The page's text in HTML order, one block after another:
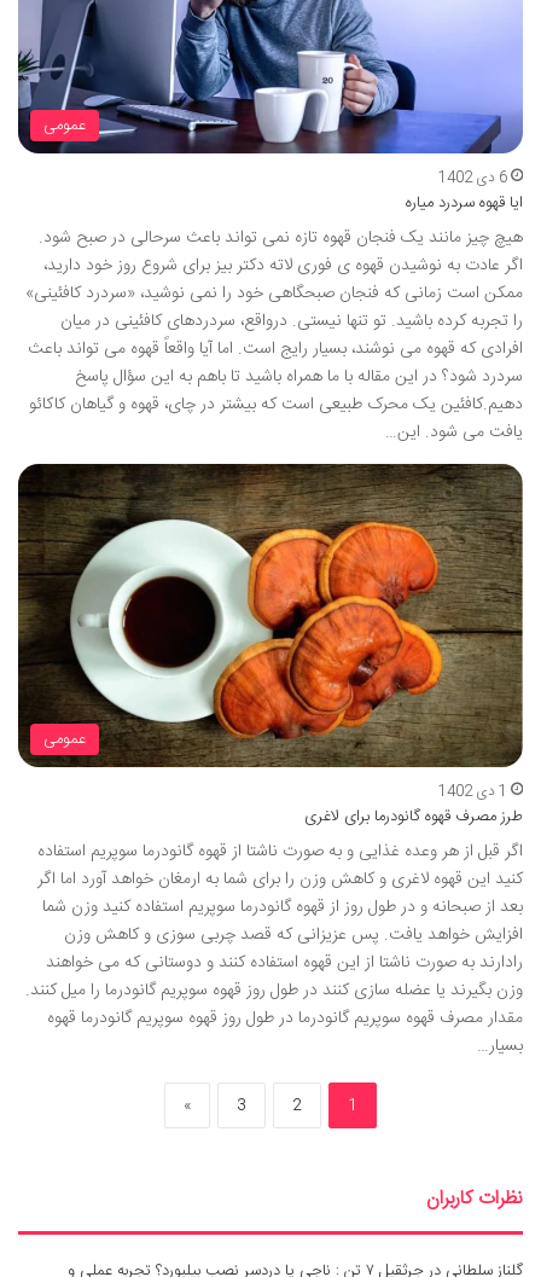
عمومی
6 دی 1402
ایا قهوه سردرد میاره
هیچ چیز مانند یک فنجان قهوه تازه نمی تواند باعث سرحالی در صبح شود.
اگر عادت به نوشیدن قهوه ی فوری لاته دکتر بیز برای شروع روز خود دارید،
ممکن است زمانی که فنجان صبحگاهی خود را نمی نوشید، «سردرد کافئینی»
را تجربه کرده باشید. تو تنها نیستی. درواقع، سردردهای کافئینی در میان
افرادی که قهوه می نوشند، بسیار رایج است. اما آیا واقعاً قهوه می تواند باعث
سردرد شود؟ در این مقاله با ما همراه باشید تا باهم به این سؤال پاسخ
دهیم.کافئین یک محرک طبیعی است که بیشتر در چای، قهوه و گیاهان کاکائو
یافت می شود. این…
عمومی
1 دی 1402
طرز مصرف قهوه گانودرما برای لاغری
اگر قبل از هر وعده غذایی و به صورت ناشتا از قهوه گانودرما سوپریم استفاده
کنید این قهوه لاغری و کاهش وزن را برای شما به ارمغان خواهد آورد اما اگر
بعد از صبحانه و در طول روز از قهوه گانودرما سوپریم استفاده کنید وزن شما
افزایش خواهد یافت. پس عزیزانی که قصد چربی سوزی و کاهش وزن
رادارند به صورت ناشتا از این قهوه استفاده کنند و دوستانی که می خواهند
وزن بگیرند یا عضله سازی کنند در طول روز قهوه سوپریم گانودرما را میل کنند.
مقدار مصرف قهوه سوپریم گانودرما در طول روز قهوه سوپریم گانودرما قهوه
بسیار…
1
2
3
»
نظرات کاربران
گلناز سلطانی در جرثقیل ۷ تن : ناجی یا دردسر نصب بیلبورد؟ تجربه عملی و